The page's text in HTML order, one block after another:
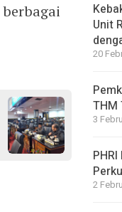
Unit
20
THM
3
2